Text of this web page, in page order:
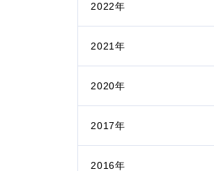
2022年
2021年
2020年
2017年
2016年